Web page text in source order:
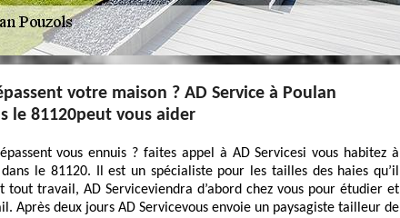
votre maison ? AD Service à Poulan
le 81120peut vous aider
vous ennuis ? faites appel à AD Servicesi vous habitez à
dans le 81120. Il est un spécialiste pour les tailles des haies qu’il
tout travail, AD Serviceviendra d’abord chez vous pour étudier et
Après deux jours AD Servicevous envoie un paysagiste tailleur de